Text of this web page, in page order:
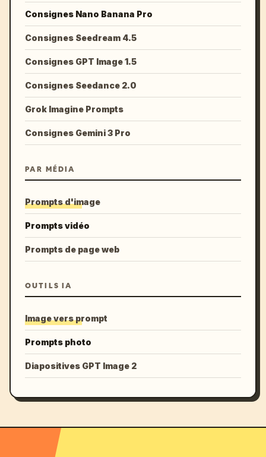
Consignes Nano Banana Pro
Consignes Seedream 4.5
Consignes GPT Image 1.5
Consignes Seedance 2.0
Grok Imagine Prompts
Consignes Gemini 3 Pro
PAR MÉDIA
Prompts d'image
Prompts vidéo
Prompts de page web
OUTILS IA
Image vers prompt
Prompts photo
Diapositives GPT Image 2